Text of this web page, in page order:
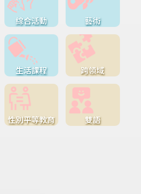
綜合活動 藝術
生活課程 跨領域
性別平等教育 雙語